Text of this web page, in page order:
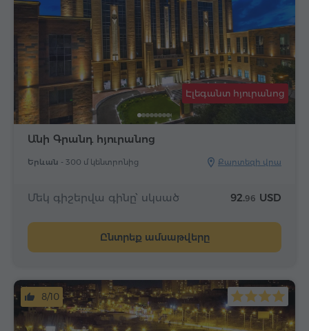
Անի Գրանդ հյուրանոց
Երևան - 300 մ կենտրոնից Քարտեզի վրա
Էլեգանտ հյուրանոց
Մեկ գիշերվա գինը՝ սկսած 92.96 USD
Ընտրեք ամսաթվերը
8/10